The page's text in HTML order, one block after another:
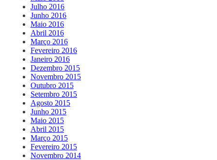
Julho 2016
Junho 2016
Maio 2016
Abril 2016
Março 2016
Fevereiro 2016
Janeiro 2016
Dezembro 2015
Novembro 2015
Outubro 2015
Setembro 2015
Agosto 2015
Junho 2015
Maio 2015
Abril 2015
Março 2015
Fevereiro 2015
Novembro 2014